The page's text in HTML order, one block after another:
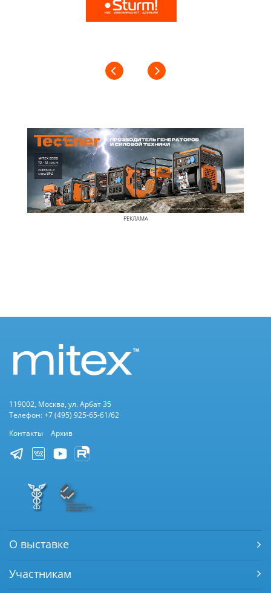
РЕКЛАМА
119002, Москва, ул. Арбат 35
Телефон: +7 (495) 925-65-61/62
Контакты
Архив
О выставке
Участникам